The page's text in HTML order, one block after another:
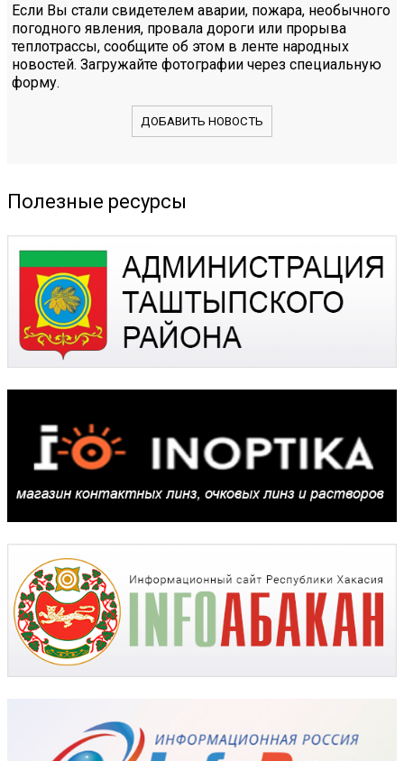
Если Вы стали свидетелем аварии, пожара, необычного
погодного явления, провала дороги или прорыва
теплотрассы, сообщите об этом в ленте народных
новостей. Загружайте фотографии через специальную
форму.
ДОБАВИТЬ НОВОСТЬ
Полезные ресурсы